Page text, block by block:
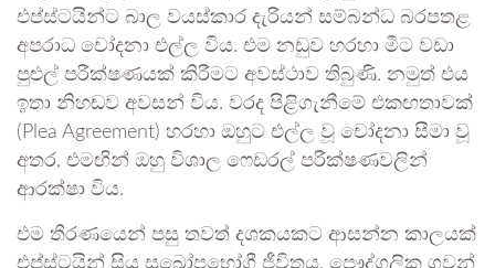
එප්ස්ටයින්ට බාල වයස්කාර දැරියන් සම්බන්ධ බරපතළ
අපරාධ චෝදනා එල්ල විය. එම නඩුව හරහා මීට වඩා
පුළුල් පරීක්ෂණයක් කිරීමට අවස්ථාව තිබුණි. නමුත් එය
ඉතා නිහඬව අවසන් විය. වරද පිළිගැනීමේ එකඟතාවක්
(Plea Agreement) හරහා ඔහුට එල්ල වූ චෝදනා සීමා වූ
අතර, එමඟින් ඔහු විශාල ෆෙඩරල් පරීක්ෂණවලින්
ආරක්ෂා විය.
එම තීරණයෙන් පසු තවත් දශකයකට ආසන්න කාලයක්
එප්ස්ටයින් සිය සුඛෝපභෝගී ජීවිතය, පෞද්ගලික ගුවන්